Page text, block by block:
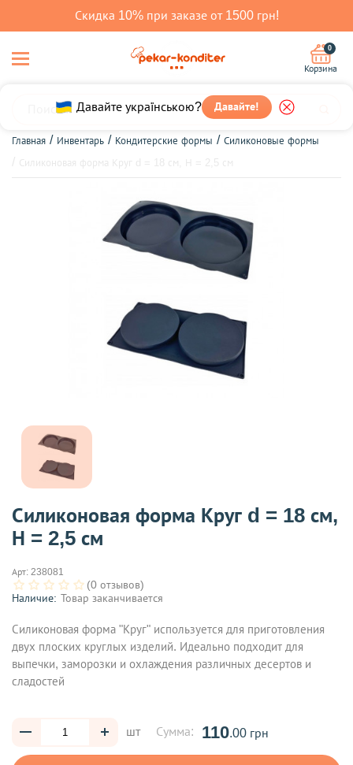
Скидка 10% при заказе от 1500 грн!
Давайте українською? Давайте!
0
Корзина
Главная Инвентарь Кондитерские формы
Силиконовые формы
Силиконовая форма Круг d = 18 см,
Н = 2,5 см
Арт: 238081
(0 отзывов)
Наличие: Товар заканчивается
Силиконовая форма "Круг" используется для приготовления
двух плоских круглых изделий. Идеально подходит для
выпечки, заморозки и охлаждения различных десертов и
сладостей
шт Сумма: 110.00 грн